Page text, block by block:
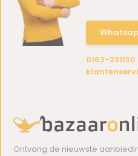
0162-231130
Ontvang de nieuwste